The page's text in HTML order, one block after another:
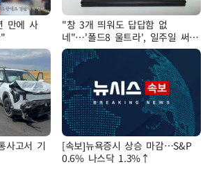
만에 사
"창 3개 띄워도 답답함 없
네"…'폴드8 울트라', 일주일 써보
니
사고서 기
[속보]뉴욕증시 상승 마감…S&P
0.6% 나스닥 1.3%↑